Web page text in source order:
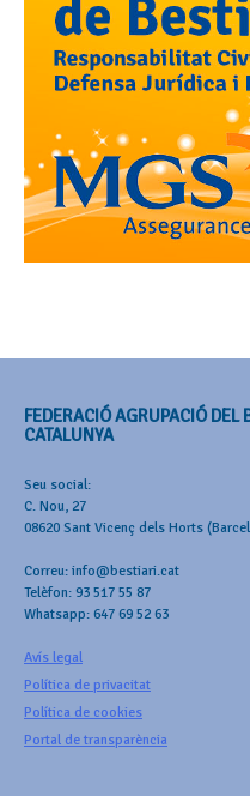
FEDERACIÓ AGRUPACIÓ
CATALUNYA
Seu social:
C. Nou, 27
08620 Sant Vicenç dels Horts
Correu: info@bestiari.cat
Telèfon: 93 517 55 87
Whatsapp: 647 69 52 63
Avís legal
Política de privacitat
Política de cookies
Portal de transparència